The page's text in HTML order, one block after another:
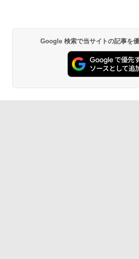
Google 検索で当サイトの記事を